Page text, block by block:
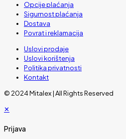
Opcije plaćanja
Sigurnost plaćanja
Dostava
Povrat i reklamacija
Uslovi prodaje
Uslovi korištenja
Politika privatnosti
Kontakt
© 2024 Mitalex | All Rights Reserved
✕
Prijava